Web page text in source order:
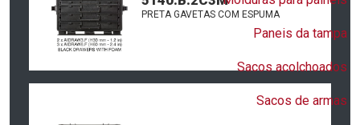
Paneis da tampa
Sacos acolchoados
Sacos de armas
PRETA GAVETAS COM ESPUMA